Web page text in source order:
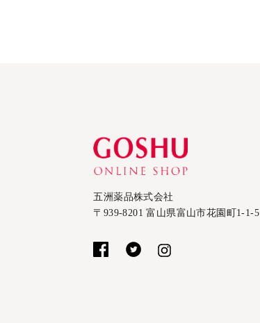
五洲薬品株式会社
〒939-8201 富山県富山市花園町1-1-5